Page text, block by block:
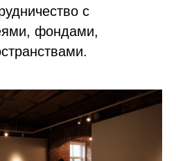
с
фондами,